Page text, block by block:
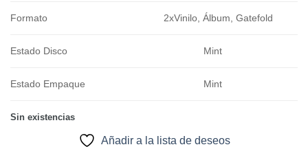
Formato 2xVinilo, Álbum, Gatefold
Estado Disco Mint
Estado Empaque Mint
Sin existencias
Añadir a la lista de deseos